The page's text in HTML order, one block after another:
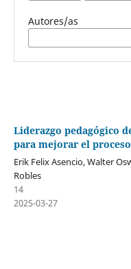
Autores/as
Liderazgo pedagógico
para mejorar el
Erik Felix Asencio, Walter
Robles
14
2025-03-27